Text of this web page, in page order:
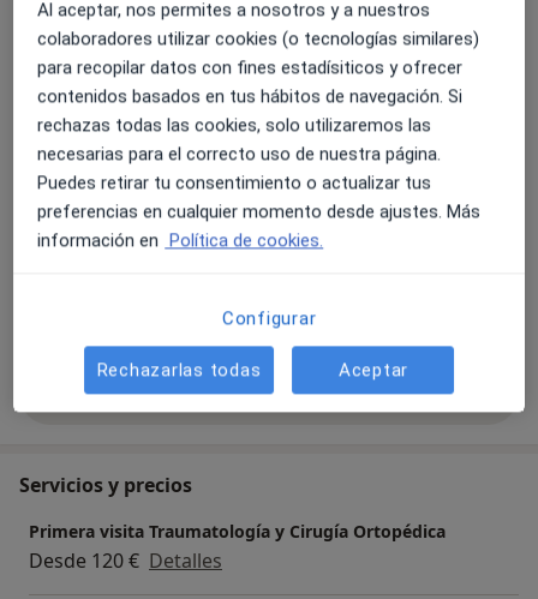
Tipos de consulta
PresencialVer direcciones (1)
Fotos y vídeos
Mostrar más detalles
sobre la experiencia
Servicios y precios
Primera visita Traumatología y Cirugía Ortopédica
Desde 120 € Detalles
Al aceptar, nos permites a nosotros y a nuestros
colaboradores utilizar cookies (o tecnologías similares)
para recopilar datos con fines estadísiticos y ofrecer
contenidos basados en tus hábitos de navegación. Si
rechazas todas las cookies, solo utilizaremos las
necesarias para el correcto uso de nuestra página.
Puedes retirar tu consentimiento o actualizar tus
preferencias en cualquier momento desde ajustes. Más
información en Política de cookies.
Configurar
Rechazarlas todas Aceptar